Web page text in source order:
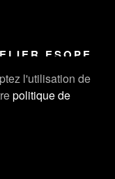
l'utilisation de
politique de
ESOPE